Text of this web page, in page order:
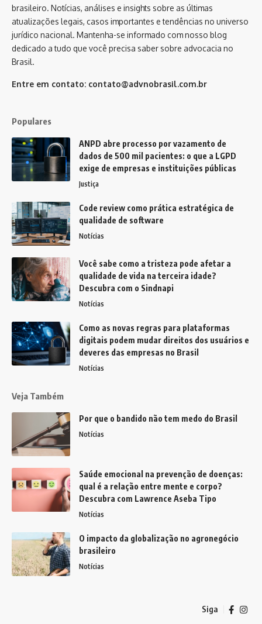
brasileiro. Notícias, análises e insights sobre as últimas
atualizações legais, casos importantes e tendências no universo
jurídico nacional. Mantenha-se informado com nosso blog
dedicado a tudo que você precisa saber sobre advocacia no
Brasil.
Entre em contato: contato@advnobrasil.com.br
Populares
ANPD abre processo por vazamento de
dados de 500 mil pacientes: o que a LGPD
exige de empresas e instituições públicas
Justiça
Code review como prática estratégica de
qualidade de software
Notícias
Você sabe como a tristeza pode afetar a
qualidade de vida na terceira idade?
Descubra com o Sindnapi
Notícias
Como as novas regras para plataformas
digitais podem mudar direitos dos usuários e
deveres das empresas no Brasil
Notícias
Veja Também
Por que o bandido não tem medo do Brasil
Notícias
Saúde emocional na prevenção de doenças:
qual é a relação entre mente e corpo?
Descubra com Lawrence Aseba Tipo
Notícias
O impacto da globalização no agronegócio
brasileiro
Notícias
Siga